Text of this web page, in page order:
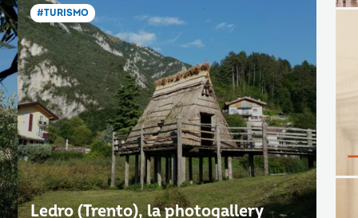
#TURISMO
Ledro (Trento), la photogallery